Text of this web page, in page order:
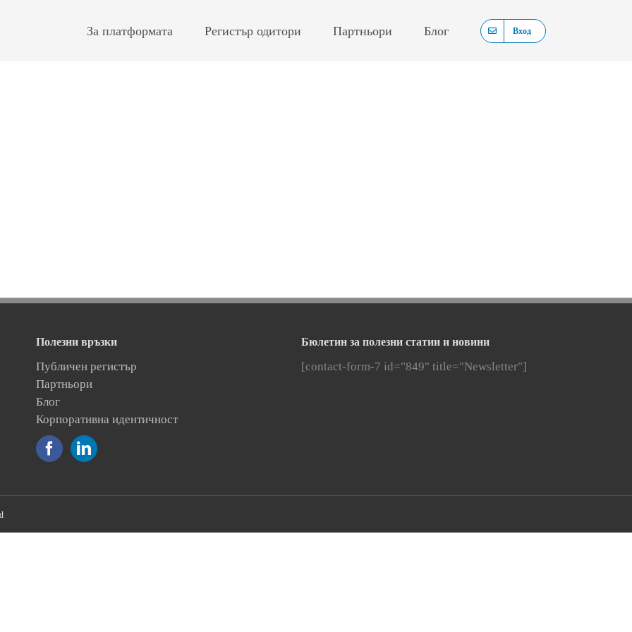
За платформата Регистър одитори Партньори Блог Вход
Полезни връзки
Публичен регистър
Партньори
Блог
Корпоративна идентичност
Бюлетин за полезни статии и новини
[contact-form-7 id="849" title="Newsletter"]